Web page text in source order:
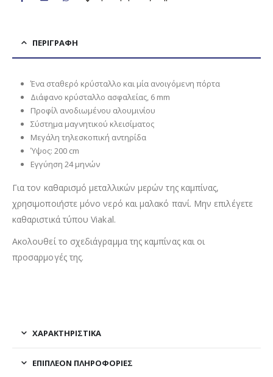
ΠΕΡΙΓΡΑΦΉ
Ένα σταθερό κρύσταλλο και μία ανοιγόμενη πόρτα
Διάφανο κρύσταλλο ασφαλείας, 6 mm
Προφίλ ανοδιωμένου αλουμινίου
Σύστημα μαγνητικού κλεισίματος
Μεγάλη τηλεσκοπική αντηρίδα
Ύψος: 200 cm
Εγγύηση 24 μηνών
Για τον καθαρισμό μεταλλικών μερών της καμπίνας,
χρησιμοποιήστε μόνο νερό και μαλακό πανί. Μην επιλέγετε
καθαριστικά τύπου Viakal.
Ακολουθεί το σχεδιάγραμμα της καμπίνας και οι
προσαρμογές της.
ΧΑΡΑΚΤΗΡΙΣΤΙΚΑ
ΕΠΙΠΛΈΟΝ ΠΛΗΡΟΦΟΡΊΕΣ